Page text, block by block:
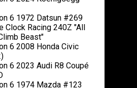
6 1972 Datsun #269
Clock Racing 240Z "All
Beast"
6 2008 Honda Civic
6 2023 Audi R8 Coupé
6 1974 Mazda #123